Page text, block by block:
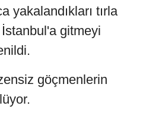
yakalandıkları tırla
gitmeyi
göçmenlerin